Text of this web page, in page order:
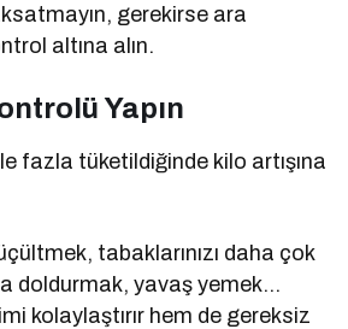
gerekirse ara
altına alın.
Yapın
fazla tüketildiğinde kilo artışına
tabaklarınızı daha çok
doldurmak, yavaş yemek…
kolaylaştırır hem de gereksiz